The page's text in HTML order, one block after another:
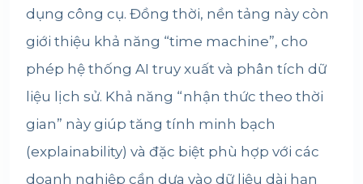
dụng công cụ. Đồng thời, nền tảng này còn
giới thiệu khả năng “time machine”, cho
phép hệ thống AI truy xuất và phân tích dữ
liệu lịch sử. Khả năng “nhận thức theo thời
gian” này giúp tăng tính minh bạch
(explainability) và đặc biệt phù hợp với các
doanh nghiệp cần dựa vào dữ liệu dài hạn